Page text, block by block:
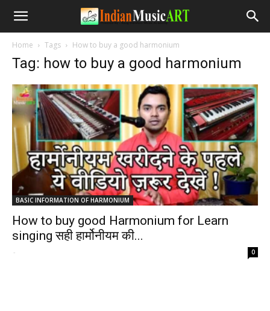
Home Tags How to buy a good harmonium
Tag: how to buy a good harmonium
BASIC INFORMATION OF HARMONIUM
How to buy good Harmonium for Learn
singing सही हार्मोनीयम की...
- 0